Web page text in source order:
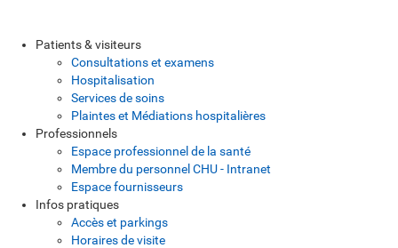
Patients & visiteurs
Consultations et examens
Hospitalisation
Services de soins
Plaintes et Médiations hospitalières
Professionnels
Espace professionnel de la santé
Membre du personnel CHU - Intranet
Espace fournisseurs
Infos pratiques
Accès et parkings
Horaires de visite